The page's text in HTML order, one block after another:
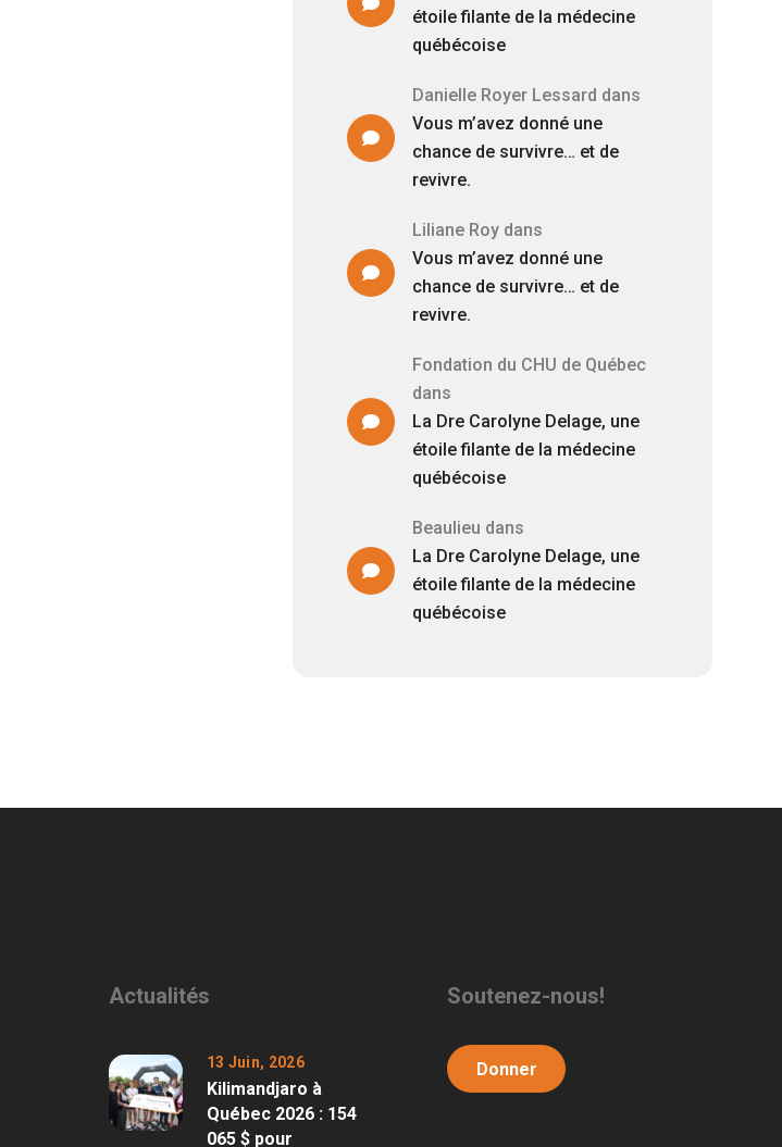
étoile filante de la médecine
québécoise
Danielle Royer Lessard dans
Vous m’avez donné une
chance de survivre… et de
revivre.
Liliane Roydans
Vous m’avez donné une
chance de survivre… et de
revivre.
Fondation du CHU de Québec
dans
La Dre Carolyne Delage, une
étoile filante de la médecine
québécoise
Beaulieu dans
La Dre Carolyne Delage, une
étoile filante de la médecine
québécoise
Actualités
13 Juin, 2026
Kilimandjaro à
Québec 2026 : 154
065 $ pour
Soutenez-nous!
Donner